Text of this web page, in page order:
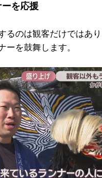
を応援
るのは観客だけではあ
ーを鼓舞します。